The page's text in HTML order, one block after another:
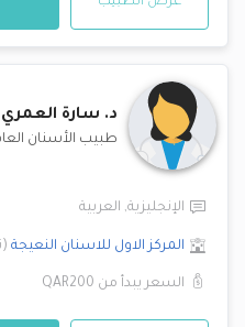
د. سارة العمري
طبيب الأسنان
الإنجليزية, العربية
المركز الاول للاسنان النعيجة (
السعر يبدأ من QAR200